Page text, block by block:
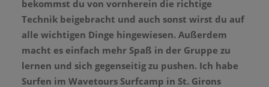
bekommst du von vornherein die richtige
Technik beigebracht und auch sonst wirst du auf
alle wichtigen Dinge hingewiesen. Außerdem
macht es einfach mehr Spaß in der Gruppe zu
lernen und sich gegenseitig zu pushen. Ich habe
Surfen im Wavetours Surfcamp in St. Girons